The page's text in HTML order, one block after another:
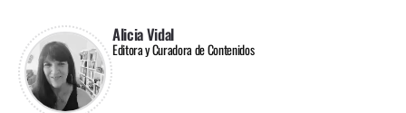
Alicia Vidal
Editora y Curadora de Contenidos